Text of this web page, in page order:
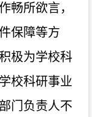
畅所欲言，
保障等方
极为学校科
校科研事业
门负责人不